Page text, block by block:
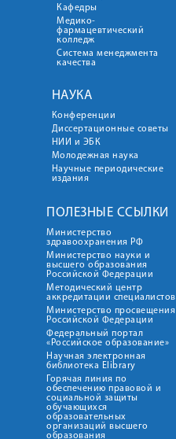
Кафедры
Медико-
фармацевтический
колледж
Система менеджмента
качества
НАУКА
Конференции
Диссертационные советы
НИИ и ЭБК
Молодежная наука
Научные периодические
издания
ПОЛЕЗНЫЕ ССЫЛКИ
Министерство
здравоохранения РФ
Министерство науки и
высшего образования
Российской Федерации
Методический центр
аккредитации специалистов
Министерство просвещения
Российской Федерации
Федеральный портал
«Российское образование»
Научная электронная
библиотека Elibrary
Горячая линия по
обеспечению правовой и
социальной защиты
обучающихся
образовательных
организаций высшего
образования